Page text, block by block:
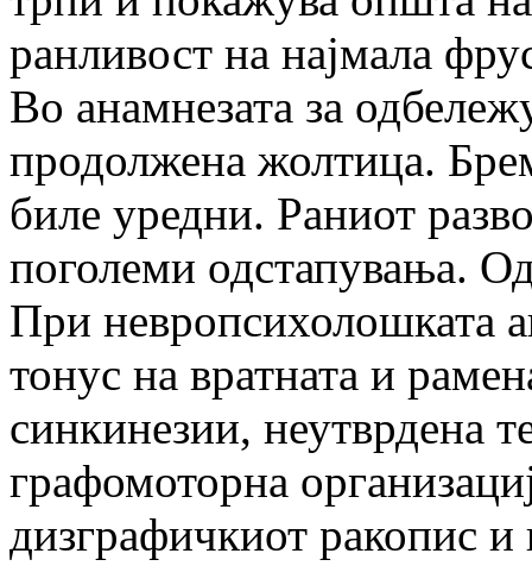
ранливост на најмала
Во анамнезата за
продолжена жолтица.
биле уредни. Раниот
поголеми одстапувања.
При невропсихолошката
тонус на вратната и
синкинезии, неутврдена
графомоторна
дизграфичкиот ракопис и